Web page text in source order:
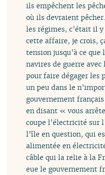
ils empêchent les
où ils devraient
les régimes, c’était il
cette affaire, je crois,
tension jusqu’à ce
navires de guerre
pour faire dégager les
un peu dans le
gouvernement
en disant « vous
coupe l’électricité sur
l’île en question, qui
alimentée en
câble qui la relie à la
eue le gouvernement